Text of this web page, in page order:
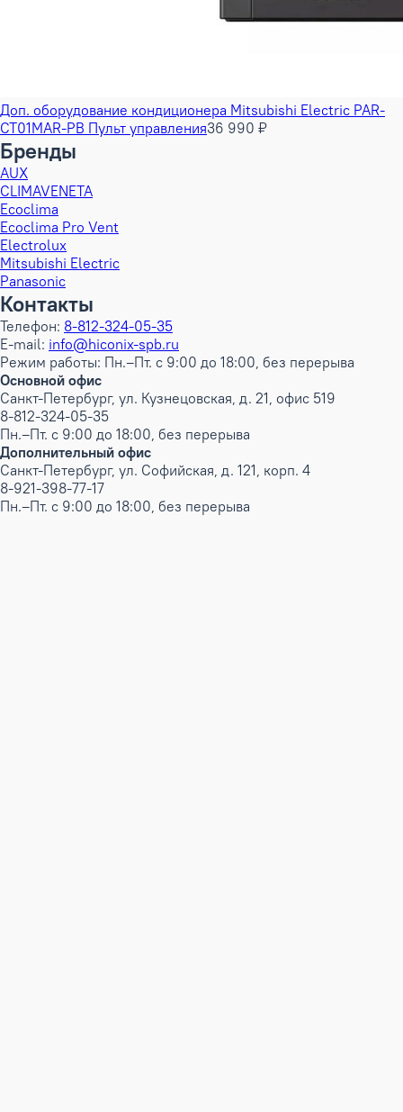
Доп. оборудование кондиционера Mitsubishi Electric PAR-
CT01MAR-PB Пульт управления36 990 ₽
Бренды
AUX
CLIMAVENETA
Ecoclima
Ecoclima Pro Vent
Electrolux
Mitsubishi Electric
Panasonic
Контакты
Телефон: 8-812-324-05-35
E-mail: info@hiconix-spb.ru
Режим работы: Пн.–Пт. с 9:00 до 18:00, без перерыва
Основной офис
Санкт-Петербург, ул. Кузнецовская, д. 21, офис 519
8-812-324-05-35
Пн.–Пт. с 9:00 до 18:00, без перерыва
Дополнительный офис
Санкт-Петербург, ул. Софийская, д. 121, корп. 4
8-921-398-77-17
Пн.–Пт. с 9:00 до 18:00, без перерыва